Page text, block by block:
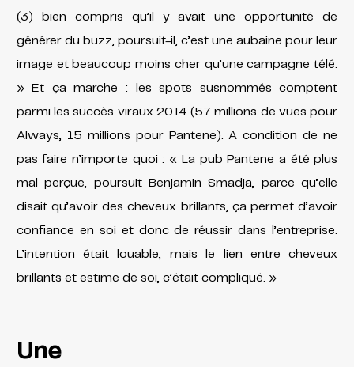
(3) bien compris qu’il y avait une opportunité de
générer du buzz, poursuit-il, c’est une aubaine pour leur
image et beaucoup moins cher qu’une campagne télé.
» Et ça marche : les spots susnommés comptent
parmi les succès viraux 2014 (57 millions de vues pour
Always, 15 millions pour Pantene). A condition de ne
pas faire n’importe quoi : « La pub Pantene a été plus
mal perçue, poursuit Benjamin Smadja, parce qu’elle
disait qu’avoir des cheveux brillants, ça permet d’avoir
confiance en soi et donc de réussir dans l’entreprise.
L’intention était louable, mais le lien entre cheveux
brillants et estime de soi, c’était compliqué. »
Une